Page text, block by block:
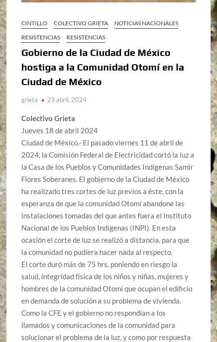
CINTILLO COLECTIVO GRIETA
NOTICIAS NACIONALES
RESISTENCIAS
RESISTENCIAS
Gobierno de la Ciudad de México
hostiga a la Comunidad Otomí en la
Ciudad de México
grieta 23 abril, 2024
Colectivo Grieta
Jueves 18 de abril 2024
Ciudad de México.- El pasado viernes 11 de abril de
2024, la Comisión Federal de Electricidad cortó la luz a
la Casa de los Pueblos y Comunidades Indígenas Samir
Flores Soberanes. El gobierno de la Ciudad de México
ha realizado tres cortes de luz previos aéste, con la
esperanza de que la comunidad Otomí abandone las
instalaciones tomadasdel queantes fuera el Instituto
Nacional de los Pueblos Indígenas (INPI). En esta
ocasión el corte de luz se realizó a distancia, para que
la comunidad no pudiera hacer nada al respecto.
El corte duró más de 75 hrs. poniendo en riesgo la
salud, integridad física de los niños y niñas, mujeres y
hombres de la comunidad Otomí que ocupan el edificio
en demanda de solución a su problema de vivienda.
Como la CFE y el gobierno no respondían a los
llamados y comunicaciones de la comunidad para
solucionar el problema de la luz, y como por respuesta